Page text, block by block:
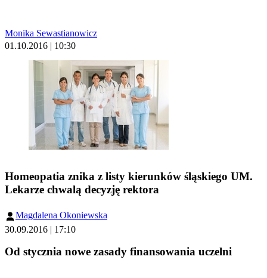
Monika Sewastianowicz
01.10.2016 | 10:30
Homeopatia znika z listy kierunków śląskiego UM.
Lekarze chwalą decyzję rektora
Magdalena Okoniewska
30.09.2016 | 17:10
Od stycznia nowe zasady finansowania uczelni